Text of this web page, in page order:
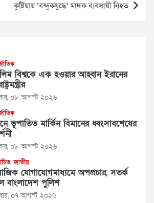
কুষ্টিয়ায় ‘বন্দুকযুদ্ধে’ মাদক ব্যবসায়ী নিহত
বিশ্বকে এক হওয়ার আহ্বান ইরানের
০৮ আগস্ট ২০২৬
ভূপাতিত মার্কিন বিমানের ধ্বংসাবশেষের
০৮ আগস্ট ২০২৬
জাতীয়
যোগাযোগমাধ্যমে অপপ্রচার, সতর্ক
বাংলাদেশ পুলিশ
০৭ আগস্ট ২০২৬